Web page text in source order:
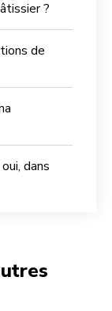
?
de
dans